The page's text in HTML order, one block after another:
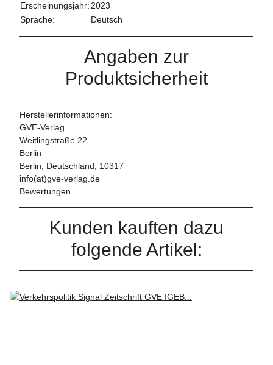
Erscheinungsjahr:2023
Sprache:
Deutsch
Angaben zur
Produktsicherheit
Herstellerinformationen:
GVE-Verlag
Weitlingstraße 22
Berlin
Berlin, Deutschland, 10317
info(at)gve-verlag.de
Bewertungen
Kunden kauften dazu
folgende Artikel: